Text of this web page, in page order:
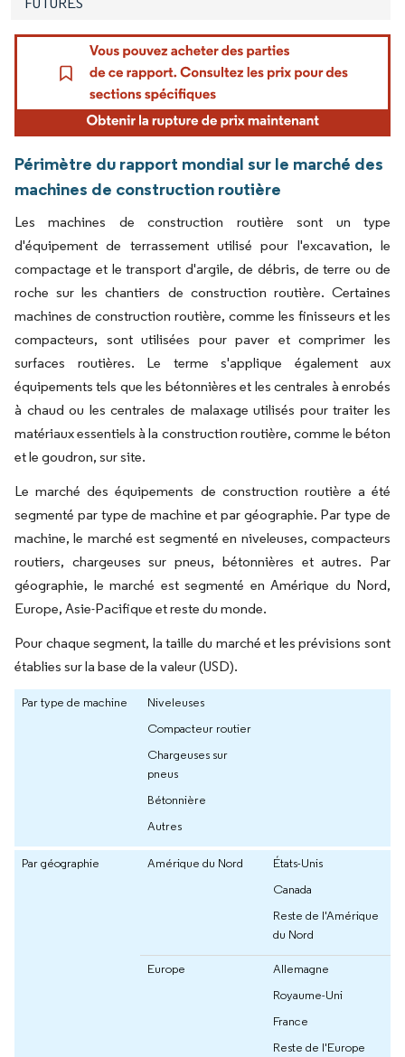
Périmètre du rapport mondial sur le marché des
machines de construction routière
Les machines de construction routière sont un type
d'équipement de terrassement utilisé pour l'excavation, le
compactage et le transport d'argile, de débris, de terre ou de
roche sur les chantiers de construction routière. Certaines
machines de construction routière, comme les finisseurs et les
compacteurs, sont utilisées pour paver et comprimer les
surfaces routières. Le terme s'applique également aux
équipements tels que les bétonnières et les centrales à enrobés
à chaud ou les centrales de malaxage utilisés pour traiter les
matériaux essentiels à la construction routière, comme le béton
et le goudron, sur site.
Le marché des équipements de construction routière a été
segmenté par type de machine et par géographie. Par type de
machine, le marché est segmenté en niveleuses, compacteurs
routiers, chargeuses sur pneus, bétonnières et autres. Par
géographie, le marché est segmenté en Amérique du Nord,
Europe, Asie-Pacifique et reste du monde.
Pour chaque segment, la taille du marché et les prévisions sont
établies sur la base de la valeur (USD).
Par type de machine
Niveleuses
Compacteur routier
Chargeuses sur
pneus
Bétonnière
Autres
Par géographie Amérique du Nord
États-Unis
Canada
Reste de l'Amérique
du Nord
Europe
Allemagne
Royaume-Uni
France
Reste de l'Europe